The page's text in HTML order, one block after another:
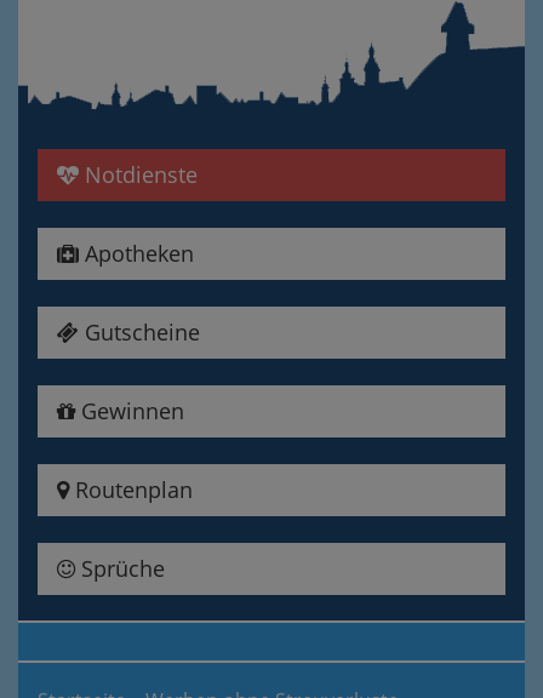
Notdienste
Apotheken
Gutscheine
Gewinnen
Routenplan
Sprüche